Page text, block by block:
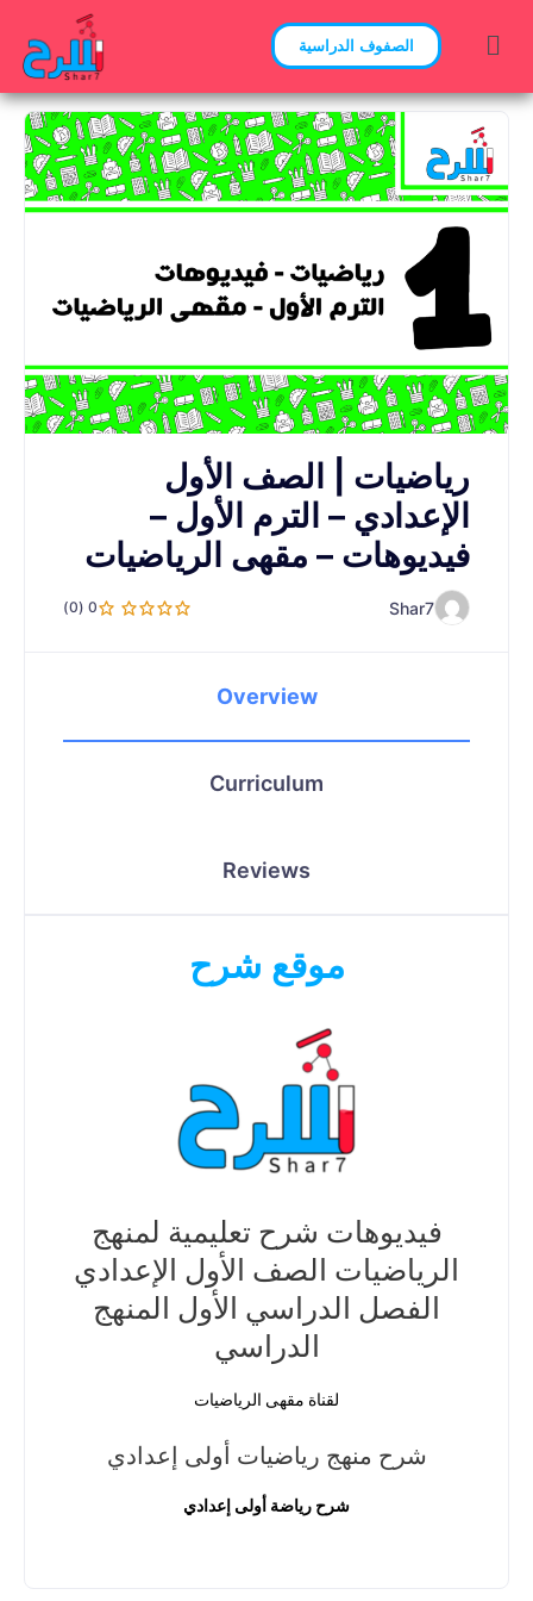
الصفوف الدراسية
رياضيات | الصف الأول
الإعدادي – الترم الأول –
فيديوهات – مقهى الرياضيات
Shar7
0 (0)
Overview
Curriculum
Reviews
موقع شرح
فيديوهات شرح تعليمية لمنهج
الرياضيات الصف الأول الإعدادي
الفصل الدراسي الأول المنهج
الدراسي
لقناة مقهى الرياضيات
شرح منهج رياضيات أولى إعدادي
شرح رياضة أولى إعدادي